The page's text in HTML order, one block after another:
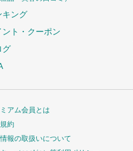
キング
ント・クーポン
グ
アム会員とは
約
報の取扱いについて